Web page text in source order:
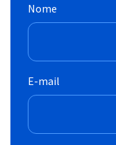
Nome
E-mail